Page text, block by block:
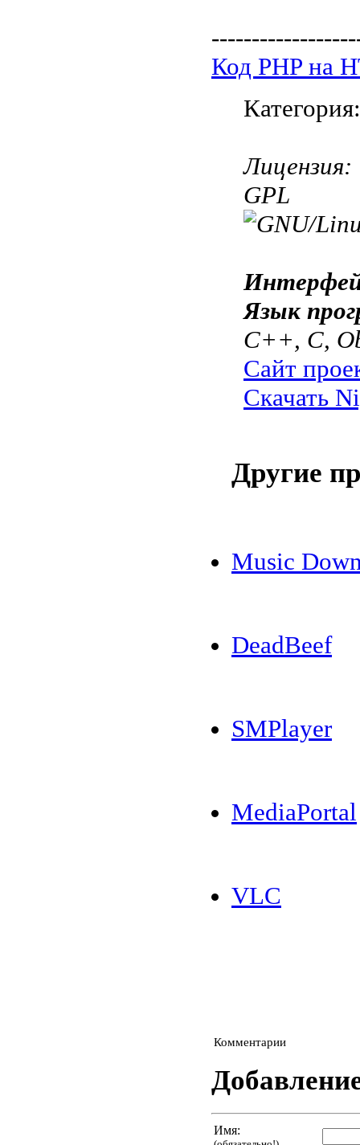
Код PHP на
Лицензия:
GPL
Язык
C++, C,
Сайт
Скачать
Другие
Music
DeadBeef
SMPlayer
MediaPortal
VLC
Комментарии
Имя: